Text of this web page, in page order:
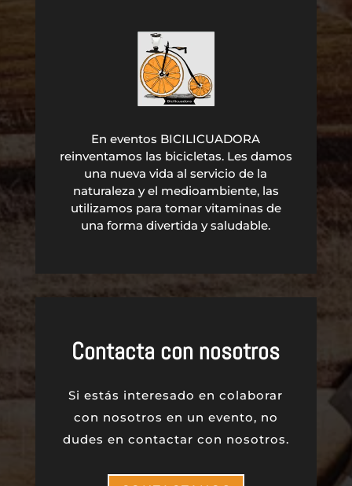
En eventos BICILICUADORA
reinventamos las bicicletas. Les damos
una nueva vida al servicio de la
naturaleza y el medioambiente, las
utilizamos para tomar vitaminas de
una forma divertida y saludable.
Contacta con nosotros
Si estás interesado en colaborar
con nosotros en un evento, no
dudes en contactar con nosotros.